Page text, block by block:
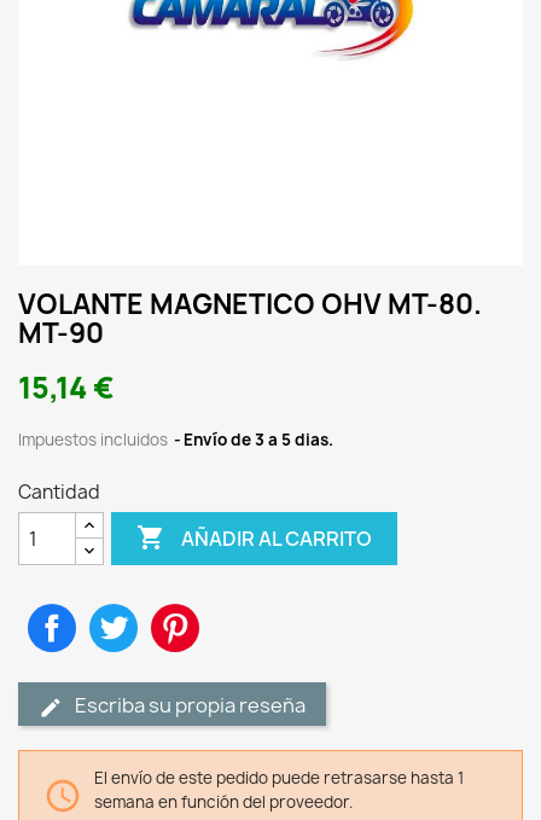
VOLANTE MAGNETICO OHV MT-80.
MT-90
15,14 €
Impuestos incluidos Envío de 3 a 5 dias.
Cantidad
 AÑADIR AL CARRITO
CompartirTuitear
Escriba su propia reseña

El envío de este pedido puede retrasarse hasta 1
semana en función del proveedor.